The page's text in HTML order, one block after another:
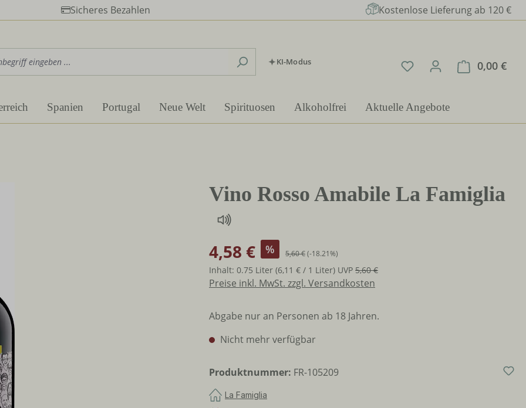
Sicheres Bezahlen Kostenlose Lieferung ab 120 €
KI-Modus Du hast 0 Produkte auf
0,00 €
Spanien Portugal Neue Welt Spirituosen Alkoholfrei Aktuelle Angebote
Vino Rosso Amabile La Famiglia
4,58 € % 5,60 €(-18.21%)
Inhalt: 0.75 Liter (6,11 € / 1 Liter) UVP 5,60 €
Preise inkl. MwSt. zzgl. Versandkosten
Abgabe nur an Personen ab 18 Jahren.
Nicht mehr verfügbar
Produktnummer: FR-105209
La Famiglia